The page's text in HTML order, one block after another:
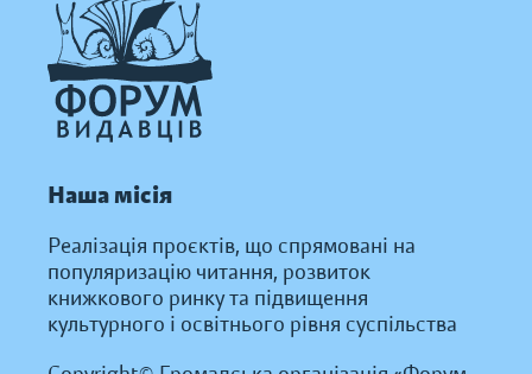
Наша місія
Реалізація проєктів, що спрямовані на
популяризацію читання, розвиток
книжкового ринку та підвищення
культурного і освітнього рівня суспільства